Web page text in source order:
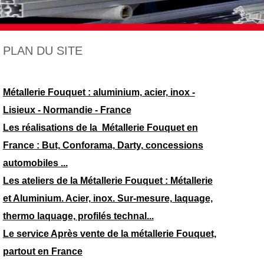
PLAN DU SITE
Métallerie Fouquet : aluminium, acier, inox -
Lisieux - Normandie - France
Les réalisations de la Métallerie Fouquet en
France : But, Conforama, Darty, concessions
automobiles ...
Les ateliers de la Métallerie Fouquet : Métallerie
et Aluminium. Acier, inox. Sur-mesure, laquage,
thermo laquage, profilés technal...
Le service Après vente de la métallerie Fouquet,
partout en France